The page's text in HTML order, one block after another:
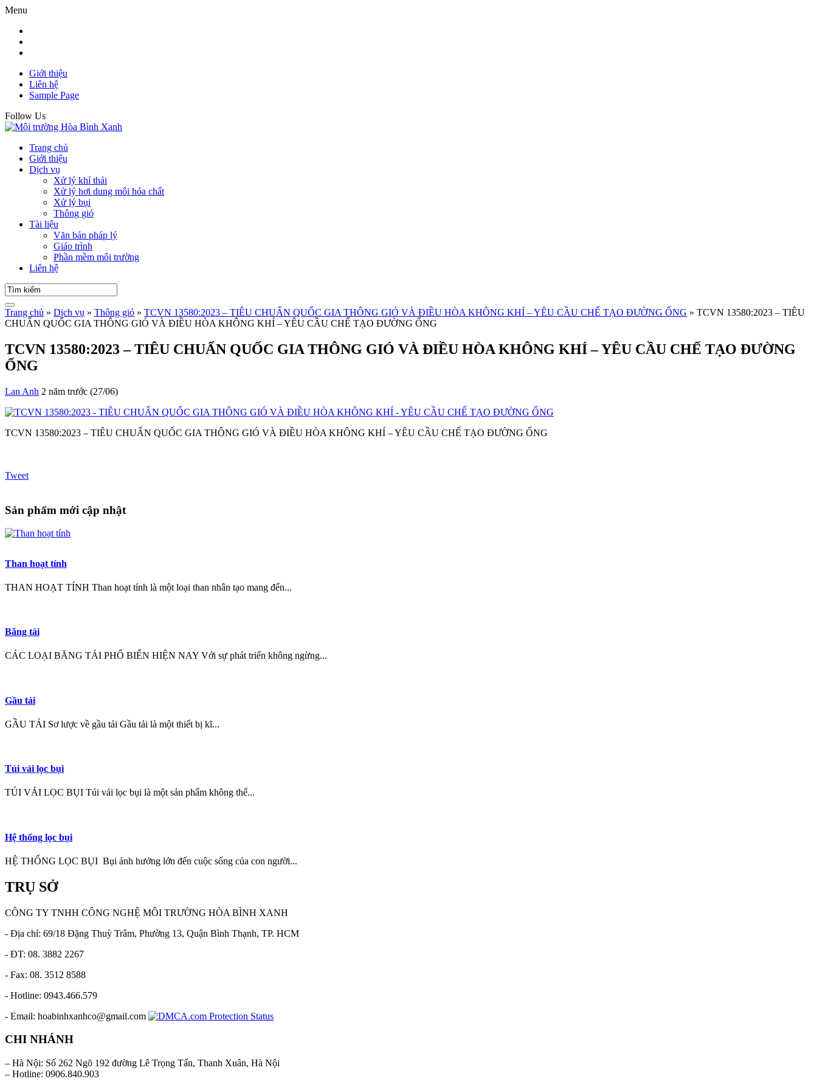
Menu
Giới thiệu
Liên hệ
Sample Page
Follow Us
Trang chủ
Giới thiệu
Dịch vụ
Xử lý khí thải
Xử lý hơi dung môi hóa chất
Xử lý bụi
Thông gió
Tài liệu
Văn bản pháp lý
Giáo trình
Phần mềm môi trường
Liên hệ
Trang chủ » Dịch vụ » Thông gió » TCVN 13580:2023 – TIÊU CHUẨN QUỐC GIA THÔNG GIÓ VÀ ĐIỀU HÒA KHÔNG KHÍ – YÊU CẦU CHẾ TẠO ĐƯỜNG ỐNG » TCVN 13580:2023 – TIÊU
CHUẨN QUỐC GIA THÔNG GIÓ VÀ ĐIỀU HÒA KHÔNG KHÍ – YÊU CẦU CHẾ TẠO ĐƯỜNG ỐNG
TCVN 13580:2023 – TIÊU CHUẨN QUỐC GIA THÔNG GIÓ VÀ ĐIỀU HÒA KHÔNG KHÍ – YÊU CẦU CHẾ TẠO ĐƯỜNG
ỐNG
Lan Anh 2 năm trước (27/06)
TCVN 13580:2023 – TIÊU CHUẨN QUỐC GIA THÔNG GIÓ VÀ ĐIỀU HÒA KHÔNG KHÍ – YÊU CẦU CHẾ TẠO ĐƯỜNG ỐNG
Tweet
Sản phẩm mới cập nhật
Than hoạt tính
THAN HOẠT TÍNH Than hoạt tính là một loại than nhân tạo mang đến...
Băng tải
CÁC LOẠI BĂNG TẢI PHỔ BIẾN HIỆN NAY Với sự phát triển không ngừng...
Gầu tải
GẦU TẢI Sơ lược về gầu tải Gầu tải là một thiết bị kĩ...
Túi vải lọc bụi
TÚI VẢI LỌC BỤI Túi vải lọc bụi là một sản phẩm không thể...
Hệ thống lọc bụi
HỆ THỐNG LỌC BỤI Bụi ảnh hưởng lớn đến cuộc sống của con người...
TRỤ SỞ
CÔNG TY TNHH CÔNG NGHỆ MÔI TRƯỜNG HÒA BÌNH XANH
- Địa chỉ: 69/18 Đặng Thuỳ Trâm, Phường 13, Quận Bình Thạnh, TP. HCM
- ĐT: 08. 3882 2267
- Fax: 08. 3512 8588
- Hotline: 0943.466.579
- Email: hoabinhxanhco@gmail.com
CHI NHÁNH
– Hà Nội: Số 262 Ngõ 192 đường Lê Trọng Tấn, Thanh Xuân, Hà Nội
– Hotline: 0906.840.903